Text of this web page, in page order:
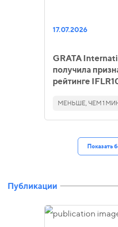
17.07.2026
GRATA
получила
рейтинге
МЕНЬШЕ, ЧЕМ 1
Показать
Публикации